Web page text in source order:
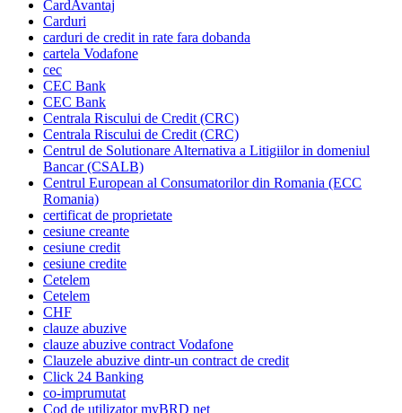
CardAvantaj
Carduri
carduri de credit in rate fara dobanda
cartela Vodafone
cec
CEC Bank
CEC Bank
Centrala Riscului de Credit (CRC)
Centrala Riscului de Credit (CRC)
Centrul de Solutionare Alternativa a Litigiilor in domeniul
Bancar (CSALB)
Centrul European al Consumatorilor din Romania (ECC
Romania)
certificat de proprietate
cesiune creante
cesiune credit
cesiune credite
Cetelem
Cetelem
CHF
clauze abuzive
clauze abuzive contract Vodafone
Clauzele abuzive dintr-un contract de credit
Click 24 Banking
co-imprumutat
Cod de utilizator myBRD net